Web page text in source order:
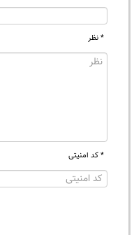
* نظر
* کد امنیتی